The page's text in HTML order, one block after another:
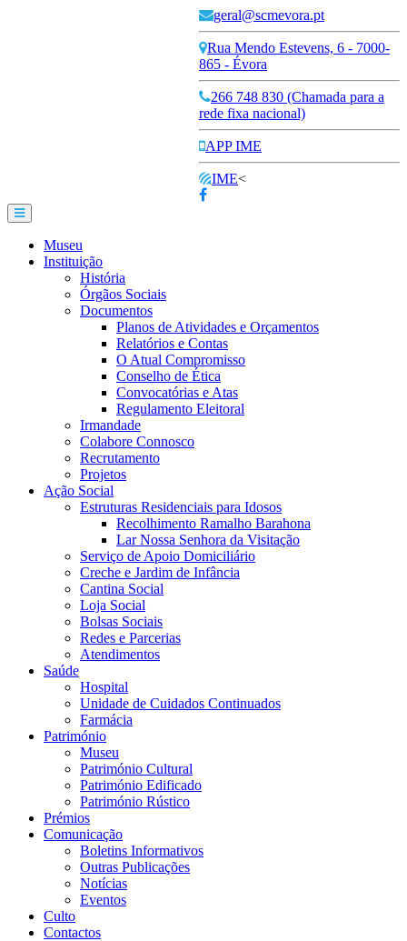
geral@scmevora.pt
Rua Mendo Estevens, 6 - 7000-
865 - Évora
266 748 830 (Chamada para a
rede fixa nacional)
APP IME
IME<
Museu
Instituição
História
Órgãos Sociais
Documentos
Planos de Atividades e Orçamentos
Relatórios e Contas
O Atual Compromisso
Conselho de Ética
Convocatórias e Atas
Regulamento Eleitoral
Irmandade
Colabore Connosco
Recrutamento
Projetos
Ação Social
Estruturas Residenciais para Idosos
Recolhimento Ramalho Barahona
Lar Nossa Senhora da Visitação
Serviço de Apoio Domiciliário
Creche e Jardim de Infância
Cantina Social
Loja Social
Bolsas Sociais
Redes e Parcerias
Atendimentos
Saúde
Hospital
Unidade de Cuidados Continuados
Farmácia
Património
Museu
Património Cultural
Património Edificado
Património Rústico
Prémios
Comunicação
Boletins Informativos
Outras Publicações
Notícias
Eventos
Culto
Contactos